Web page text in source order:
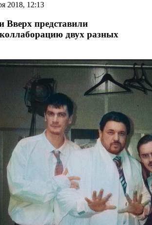
2018, 12:13
Вверх представили
двух разных